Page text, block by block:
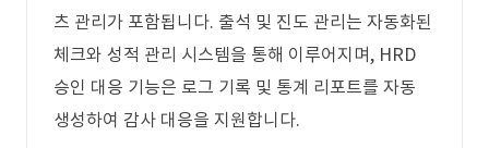
츠 관리가 포함됩니다. 출석 및 진도 관리는 자동화된
체크와 성적 관리 시스템을 통해 이루어지며, HRD
승인 대응 기능은 로그 기록 및 통계 리포트를 자동
생성하여 감사 대응을 지원합니다.